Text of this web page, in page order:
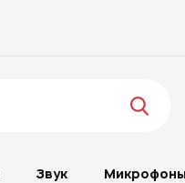
Звук Микрофоны